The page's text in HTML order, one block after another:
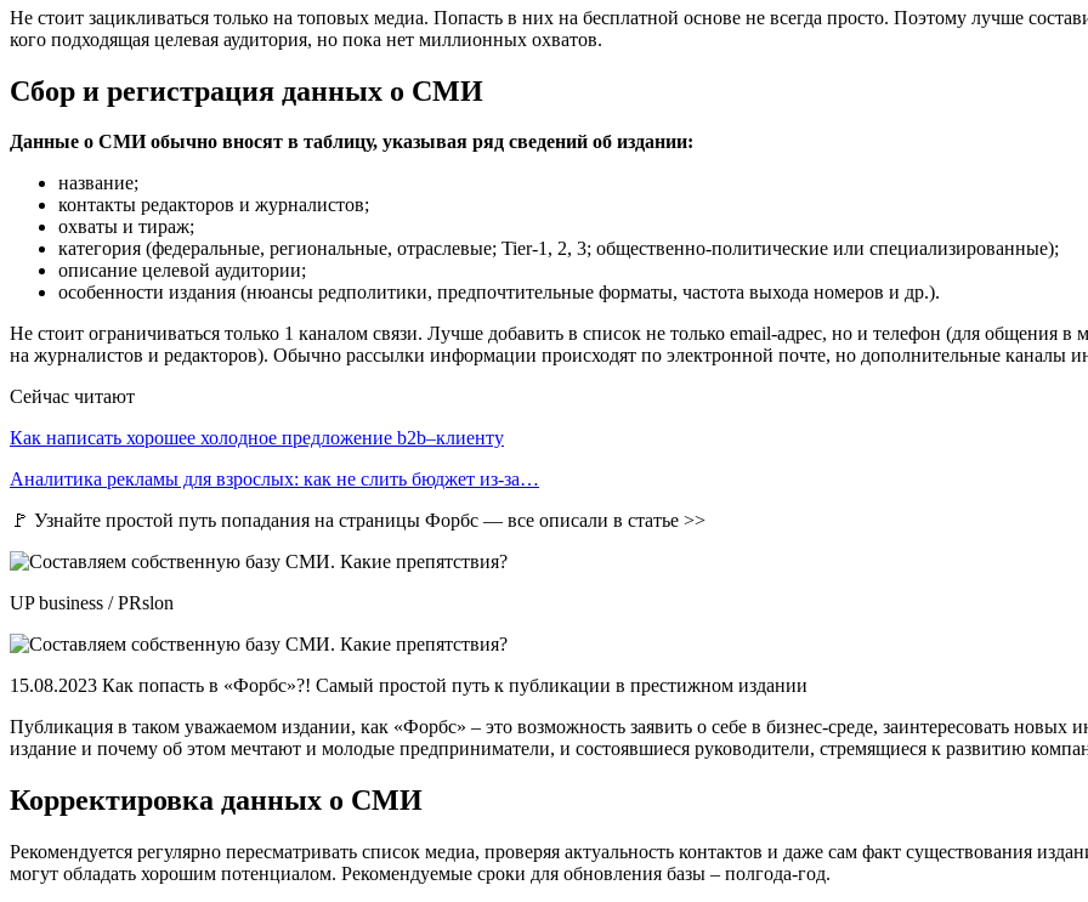
Не стоит зацикливаться только на топовых медиа. Попасть в них на бесплатной основе не всегда просто. Поэтому лучше
кого подходящая целевая аудитория, но пока нет миллионных охватов.
Сбор и регистрация данных о СМИ
Данные о СМИ обычно вносят в таблицу, указывая ряд сведений об издании:
название;
контакты редакторов и журналистов;
охваты и тираж;
категория (федеральные, региональные, отраслевые; Tier-1, 2, 3; общественно-политические или специализированные);
описание целевой аудитории;
особенности издания (нюансы редполитики, предпочтительные форматы, частота выхода номеров и др.).
Не стоит ограничиваться только 1 каналом связи. Лучше добавить в список не только email-адрес, но и телефон (для общения
на журналистов и редакторов). Обычно рассылки информации происходят по электронной почте, но дополнительные каналы
Сейчас читают
Как написать хорошее холодное предложение b2b–клиенту
Аналитика рекламы для взрослых: как не слить бюджет из-за…
🚩 Узнайте простой путь попадания на страницы Форбс — все описали в статье >>
UP business / PRslon
15.08.2023 Как попасть в «Форбс»?! Самый простой путь к публикации в престижном издании
Публикация в таком уважаемом издании, как «Форбс» – это возможность заявить о себе в бизнес-среде, заинтересовать новых
издание и почему об этом мечтают и молодые предприниматели, и состоявшиеся руководители, стремящиеся к развитию
Корректировка данных о СМИ
Рекомендуется регулярно пересматривать список медиа, проверяя актуальность контактов и даже сам факт существования
могут обладать хорошим потенциалом. Рекомендуемые сроки для обновления базы – полгода-год.